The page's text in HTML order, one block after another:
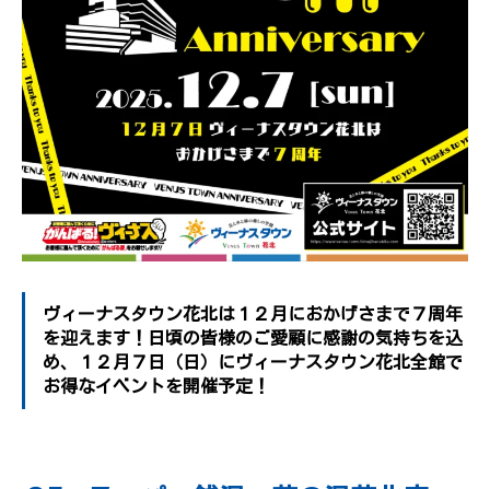
ヴィーナスタウン花北は１２月におかげさまで７周年
を迎えます！日頃の皆様のご愛顧に感謝の気持ちを込
め、１２月７日（日）にヴィーナスタウン花北全館で
お得なイベントを開催予定！